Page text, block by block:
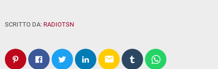
SCRITTO DA: RADIOTSN
email